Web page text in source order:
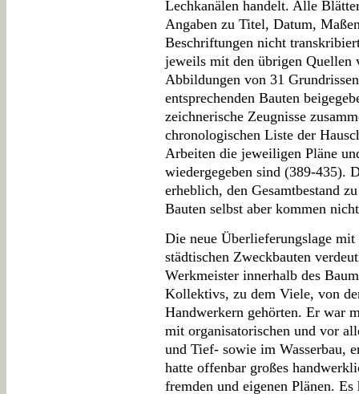
Lechkanälen handelt. Alle
Angaben zu Titel, Datum,
Beschriftungen nicht
jeweils mit den übrigen Quellen
Abbildungen von 31
entsprechenden Bauten
zeichnerische Zeugnisse
chronologischen Liste der
Arbeiten die jeweiligen Pläne
wiedergegeben sind (389-435).
erheblich, den Gesamtbestand
Bauten selbst aber kommen
Die neue Überlieferungslage
städtischen Zweckbauten
Werkmeister innerhalb des
Kollektivs, zu dem Viele, von
Handwerkern gehörten. Er war
mit organisatorischen und vor
und Tief- sowie im Wasserbau,
hatte offenbar großes
fremden und eigenen Plänen.